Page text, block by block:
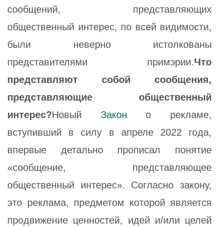
сообщений, представляющих
общественный интерес, по всей видимости,
были неверно истолкованы
представителями примэрии.Что
представляют собой сообщения,
представляющие общественный
интерес?Новый Закон о рекламе,
вступивший в силу в апреле 2022 года,
впервые детально прописал понятие
«сообщение, представляющее
общественный интерес». Согласно закону,
это реклама, предметом которой является
продвижение ценностей, идей и/или целей